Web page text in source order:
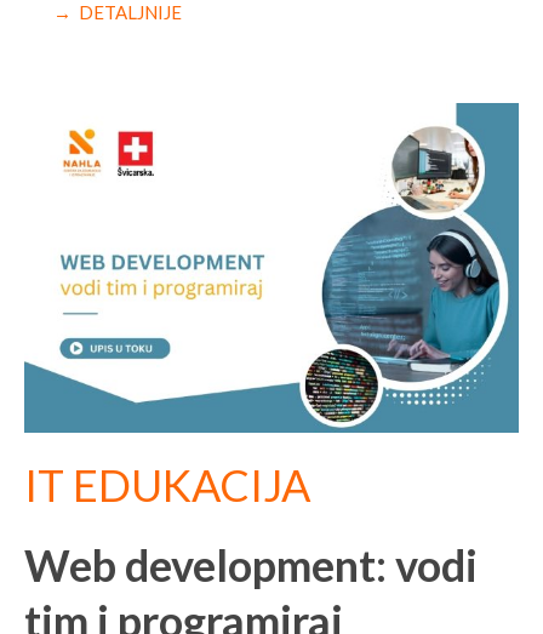
→ DETALJNIJE
IT EDUKACIJA
Web development: vodi
tim i programiraj